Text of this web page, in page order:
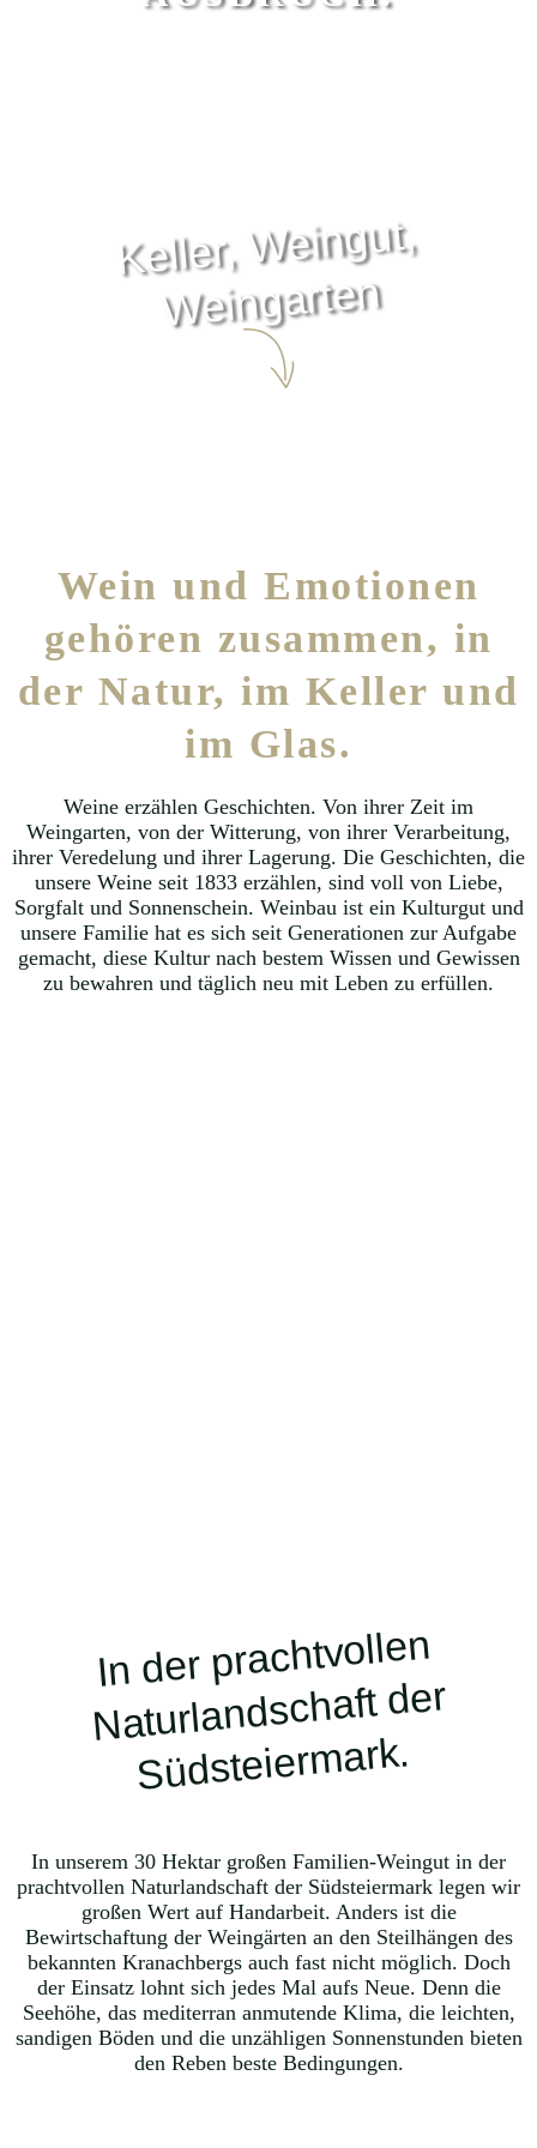
Keller,
Weingut,
Weingarten
Wein und Emotionen
gehören zusammen, in
der Natur, im Keller und
im Glas.
Weine erzählen Geschichten. Von ihrer Zeit im
Weingarten, von der Witterung, von ihrer Verarbeitung,
ihrer Veredelung und ihrer Lagerung. Die Geschichten, die
unsere Weine seit 1833 erzählen, sind voll von Liebe,
Sorgfalt und Sonnenschein. Weinbau ist ein Kulturgut und
unsere Familie hat es sich seit Generationen zur Aufgabe
gemacht, diese Kultur nach bestem Wissen und Gewissen
zu bewahren und täglich neu mit Leben zu erfüllen.
In der prachtvollen
Naturlandschaft der
Südsteier
mark.
In unserem 30 Hektar großen Familien-Weingut in der
prachtvollen Naturlandschaft der Südsteiermark legen wir
großen Wert auf Handarbeit. Anders ist die
Bewirtschaftung der Weingärten an den Steilhängen des
bekannten Kranachbergs auch fast nicht möglich. Doch
der Einsatz lohnt sich jedes Mal aufs Neue. Denn die
Seehöhe, das mediterran anmutende Klima, die leichten,
sandigen Böden und die unzähligen Sonnenstunden bieten
den Reben beste Bedingungen.